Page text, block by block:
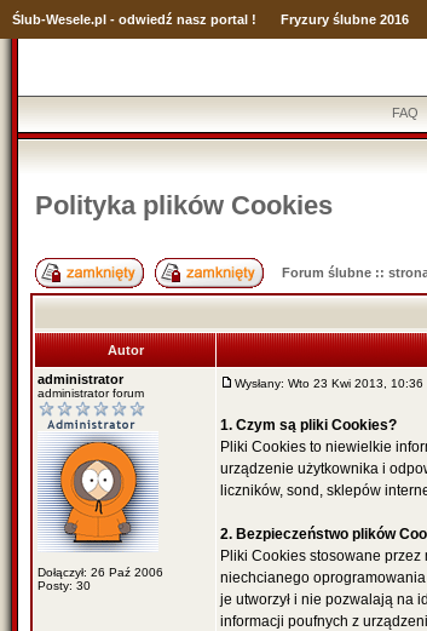
Ślub-Wesele.pl - odwiedź nasz portal ! Fryzury ślubne 2016
FAQ
Polityka plików Cookies
Forum ślubne ::
Autor
administrator
administrator forum
Dołączył: 26 Paź 2006
Posty: 30
Wysłany: Wto 23 Kwi 2013, 10:36
1. Czym są pliki Cookies?
Pliki Cookies to niewielkie
urządzenie użytkownika i
liczników, sond, sklepów
2. Bezpieczeństwo plików
Pliki Cookies stosowane
niechcianego
je utworzył i nie pozwalają na
informacji poufnych z